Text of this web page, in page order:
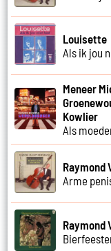
Louisette
Als ik jou
Meneer
Kowlier
Als
Raymond
Arme
Raymond